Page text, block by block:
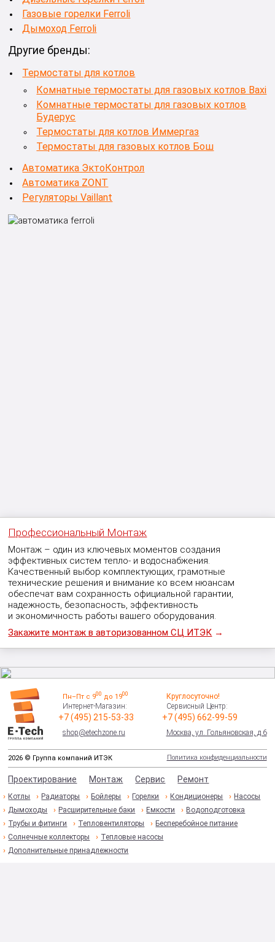
Газовые горелки Ferroli
Дымоход Ferroli
Другие бренды:
Термостаты для котлов
Комнатные термостаты для газовых котлов Baxi
Комнатные термостаты для газовых котлов
Будерус
Термостаты для котлов Иммергаз
Термостаты для газовых котлов Бош
Автоматика ЭктоКонтрол
Автоматика ZONT
Регуляторы Vaillant
Профессиональный Монтаж
Монтаж – один из ключевых моментов создания
эффективных систем тепло- и водоснабжения.
Качественный выбор комплектующих, грамотные
технические решения и внимание ко всем нюансам
обеспечат вам сохранность официальной гарантии,
надежность, безопасность, эффективность
и экономичность работы вашего оборудования.
Закажите монтаж в авторизованном СЦ ИТЭК →
Пн–Пт с 900 до 1900
Интернет-Магазин:
+7 (495) 215-53-33
shop@etechzone.ru
Круглосуточно!
Сервисный Центр:
+7 (495) 662-99-59
Москва, ул. Гольяновская, д.6
2026 © Группа компаний ИТЭК Политика конфиденциальности
Проектирование Монтаж Сервис Ремонт
Котлы Радиаторы Бойлеры Горелки Кондиционеры
Насосы
Дымоходы
Расширительные баки Емкости
Водоподготовка
Трубы и фитинги
Тепловентиляторы
Бесперебойное питание
Солнечные коллекторы
Тепловые насосы
Дополнительные принадлежности